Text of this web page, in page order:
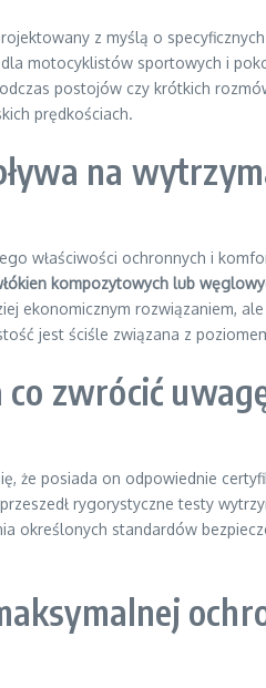
z myślą o
motocyklistów sportowych i
postojów czy krótkich
prędkościach.
na
właściwości ochronnych i
kompozytowych lub
ekonomicznym rozwiązaniem,
jest ściśle związana z
zwrócić
że posiada on odpowiednie
rygorystyczne testy
określonych standardów